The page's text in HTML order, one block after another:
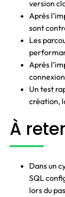
version
Après
sont
Les
Après
Un test
création,
À
Dans un
SQL
lors du